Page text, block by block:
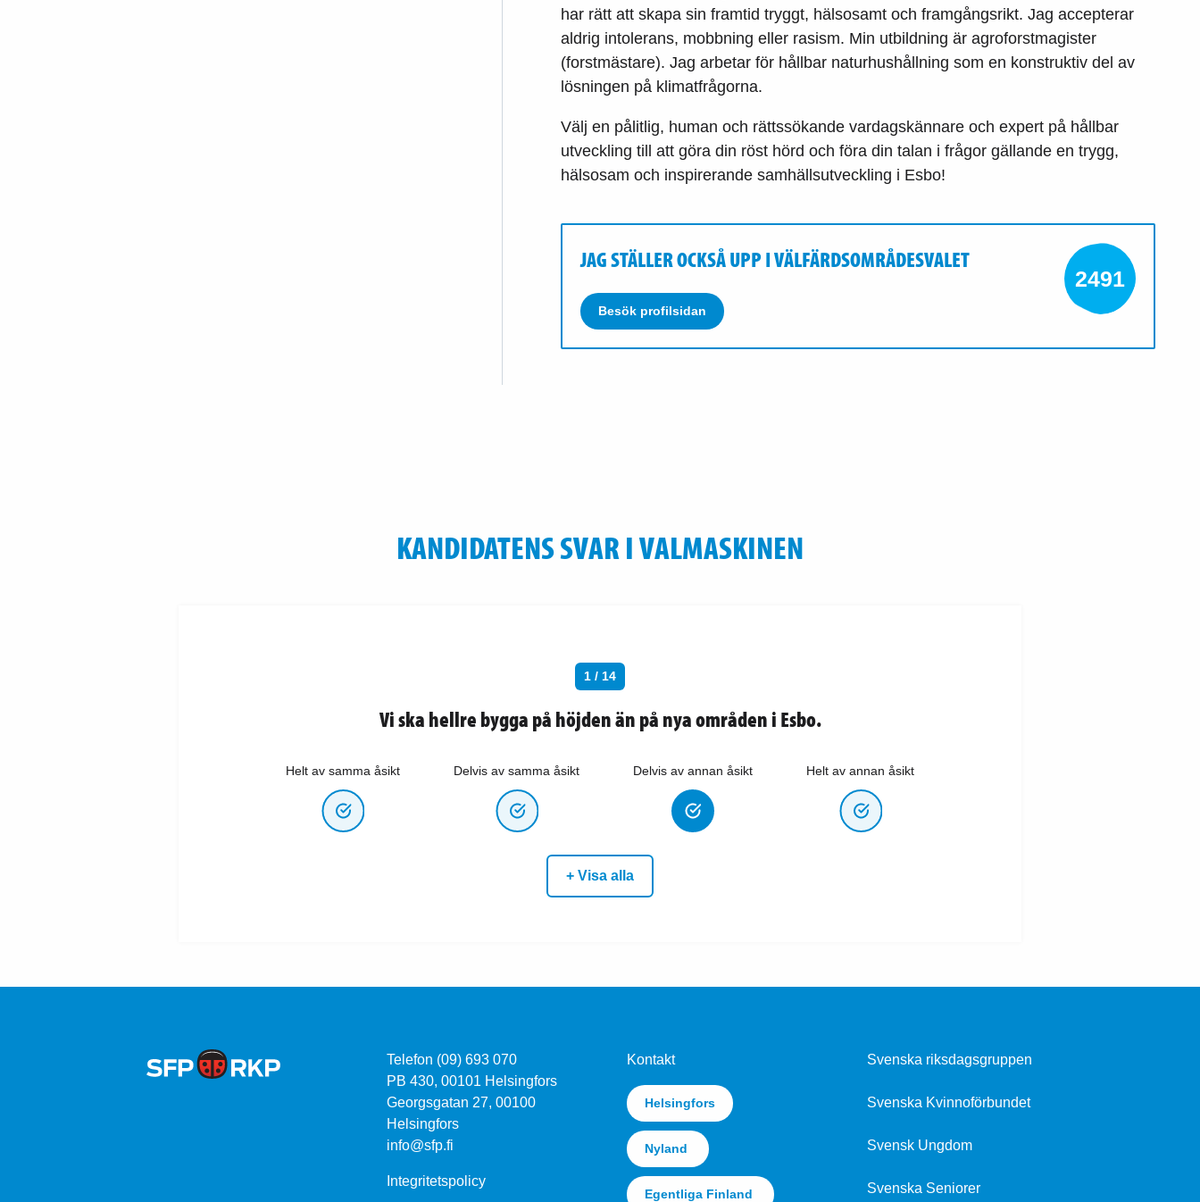
har rätt att skapa sin framtid tryggt, hälsosamt och framgångsrikt. Jag accepterar
aldrig intolerans, mobbning eller rasism. Min utbildning är agroforstmagister
(forstmästare). Jag arbetar för hållbar naturhushållning som en konstruktiv del av
lösningen på klimatfrågorna.
Välj en pålitlig, human och rättssökande vardagskännare och expert på hållbar
utveckling till att göra din röst hörd och föra din talan i frågor gällande en trygg,
hälsosam och inspirerande samhällsutveckling i Esbo!
JAG STÄLLER OCKSÅ UPP I VÄLFÄRDSOMRÅDESVALET
Besök profilsidan
2491
KANDIDATENS SVAR I VALMASKINEN
1 / 14
Vi ska hellre bygga på höjden än på nya områden i Esbo.
Helt av samma åsikt Delvis av samma åsikt Delvis av annan åsikt Helt av annan åsikt
+ Visa alla
Telefon (09) 693 070
PB 430, 00101 Helsingfors
Georgsgatan 27, 00100
Helsingfors
info@sfp.fi
Integritetspolicy
Kontakt
Helsingfors
Nyland
Egentliga Finland
Svenska riksdagsgruppen
Svenska Kvinnoförbundet
Svensk Ungdom
Svenska Seniorer